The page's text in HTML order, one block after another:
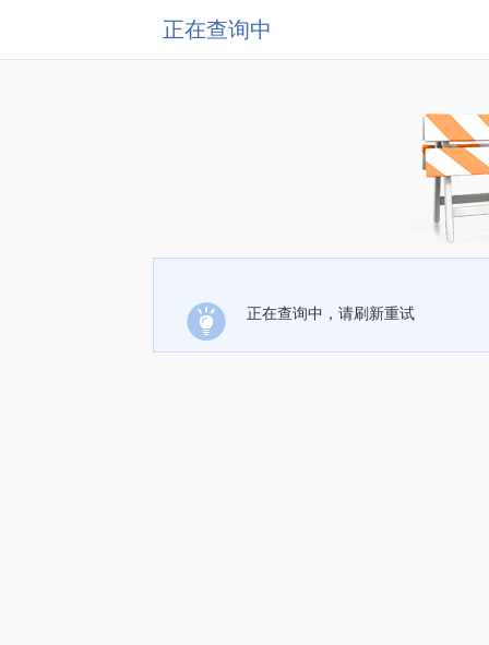
正在查询中
正在查询中，请刷新重试